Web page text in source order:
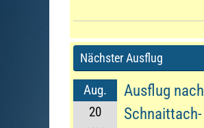
Nächster Ausflug
Aug.
20
Ausflug nach
Schnaittach-